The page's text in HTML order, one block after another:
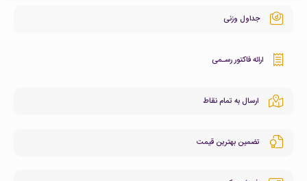
جداول وزنی
ارائه فاکتور رسـمی
ارسال به تمام نقاط
تضمین بهترین قیمت